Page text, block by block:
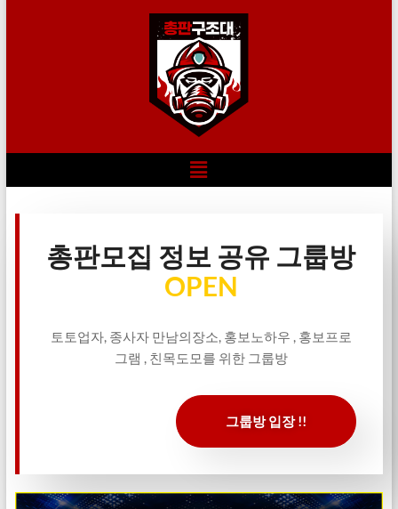
총판모집 정보 공유 그룹방
OPEN
토토업자, 종사자 만남의장소, 홍보노하우 , 홍보프로
그램 , 친목도모를 위한 그룹방
그룹방 입장 !!